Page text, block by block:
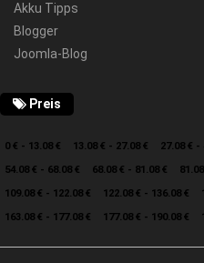
Akku Tipps
Blogger
Joomla-Blog
Preis
0 € - 13.08 € 13.08 € - 27.08 € 27.08 € -
54.08 € - 68.08 €
68.08 € - 81.08 €
109.08 € - 122.08 €
122.08 € - 136.08 €
163.08 € - 177.08 €
177.08 € - 190.08 €